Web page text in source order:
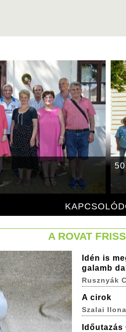
A ROVAT
Idén is
galamb
Rusznyák
A cirok
Szalai